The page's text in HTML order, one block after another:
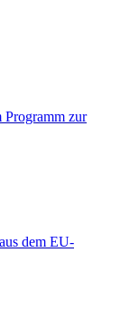
Programm zur
dem EU-